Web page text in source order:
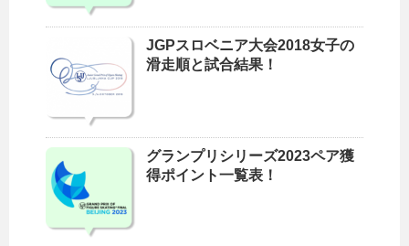
JGPスロベニア大会2018女子の
滑走順と試合結果！
グランプリシリーズ2023ペア獲
得ポイント一覧表！